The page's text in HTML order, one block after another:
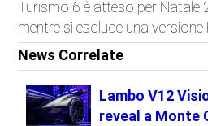
Turismo 6 è atteso per Natale
mentre si esclude una
News Correlate
Lambo V12
reveal a Monte